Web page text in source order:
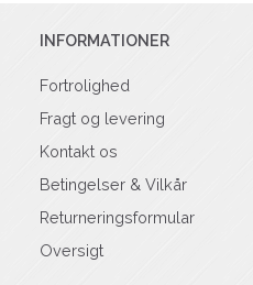
INFORMATIONER
Fortrolighed
Fragt og levering
Kontakt os
Betingelser & Vilkår
Returneringsformular
Oversigt